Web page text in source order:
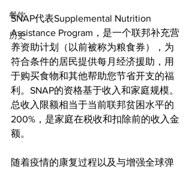
餐饮
历史
SNAP代表Supplemental Nutrition
Assistance Program，是一个联邦补充营
养资助计划（以前被称为粮食券），为
符合条件的居民提供每月经济援助，用
于购买食物和其他帮助您节省开支的福
利。SNAP的资格基于收入和家庭规模。
总收入限额相当于当前联邦贫困水平的
200%，是家庭在税收和扣除前的收入金
额。
随着疫情的康复过程以及与增强全球弹